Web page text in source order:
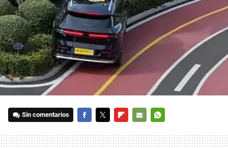
Sin comentarios
MAIL